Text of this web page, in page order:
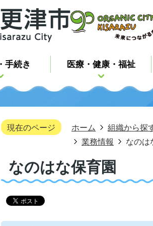
手続き 医療・健康・福祉
現在のページ ホーム 組織から探
業務情報
なのは
なのはな保育園